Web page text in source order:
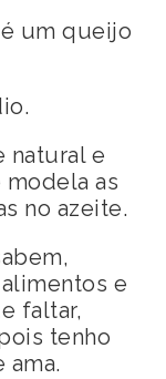
um queijo
natural e
as
no azeite.
e
faltar,
tenho
ama.